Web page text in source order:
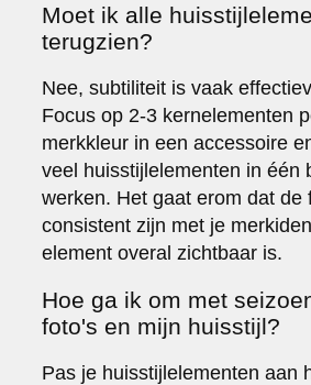
Moet ik alle
terugzien?
Nee, subtiliteit is vaak
Focus op 2-3 kernelementen
merkkleur in een accessoire
veel huisstijlelementen in één
werken. Het gaat erom dat de
consistent zijn met je
element overal zichtbaar is.
Hoe ga ik om met
foto's en mijn huisstijl?
Pas je huisstijlelementen aan